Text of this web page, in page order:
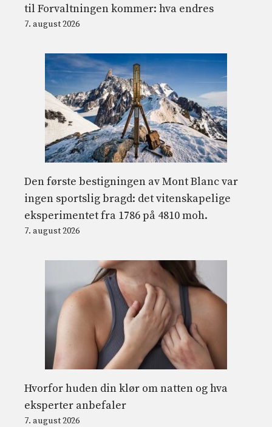
til Forvaltningen kommer: hva endres
7. august 2026
Den første bestigningen av Mont Blanc var
ingen sportslig bragd: det vitenskapelige
eksperimentet fra 1786 på 4810 moh.
7. august 2026
Hvorfor huden din klør om natten og hva
eksperter anbefaler
7. august 2026